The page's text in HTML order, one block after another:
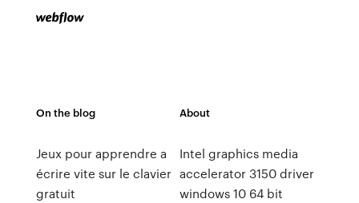
On the blog
Jeux pour apprendre a
écrire vite sur le clavier
gratuit
About
Intel graphics media
accelerator 3150 driver
windows 10 64 bit